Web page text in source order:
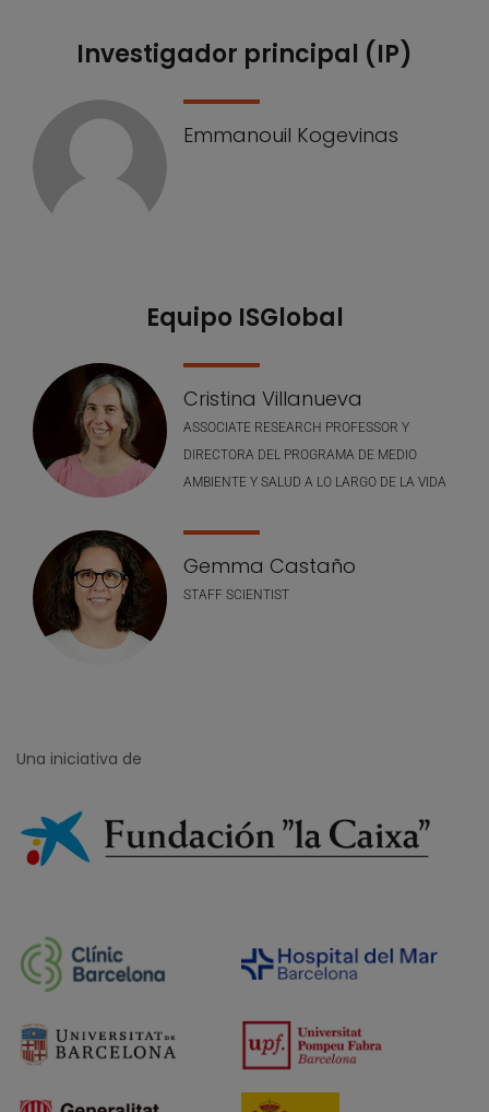
Nuestro equipo
Investigador principal (IP)
Emmanouil Kogevinas
Equipo ISGlobal
Cristina Villanueva
ASSOCIATE RESEARCH PROFESSOR Y
DIRECTORA DEL PROGRAMA DE MEDIO
AMBIENTE Y SALUD A LO LARGO DE LA VIDA
Gemma Castaño
STAFF SCIENTIST
Una iniciativa de